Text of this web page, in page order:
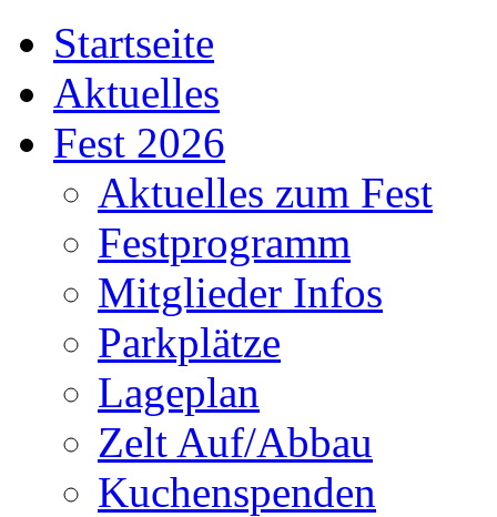
Startseite
Aktuelles
Fest 2026
Aktuelles zum Fest
Festprogramm
Mitglieder Infos
Parkplätze
Lageplan
Zelt Auf/Abbau
Kuchenspenden